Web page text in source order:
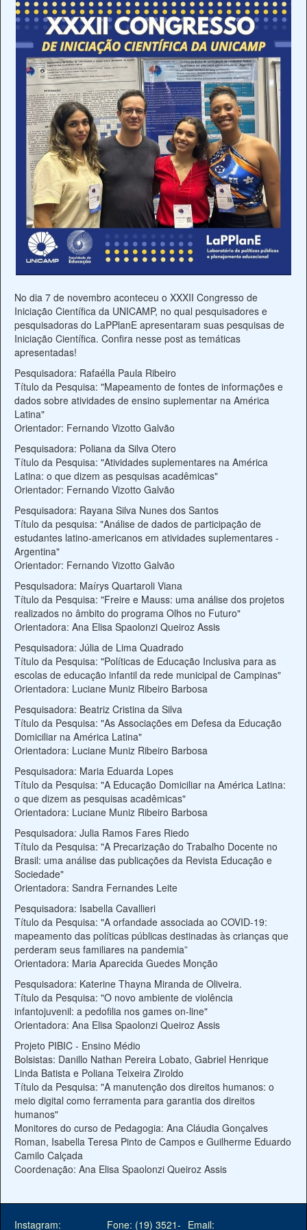
No dia 7 de novembro aconteceu o XXXII Congresso de
Iniciação Científica da UNICAMP, no qual pesquisadores e
pesquisadoras do LaPPlanE apresentaram suas pesquisas de
Iniciação Científica. Confira nesse post as temáticas
apresentadas!
Pesquisadora: Rafaélla Paula Ribeiro
Título da Pesquisa: "Mapeamento de fontes de informações e
dados sobre atividades de ensino suplementar na América
Latina"
Orientador: Fernando Vizotto Galvão
Pesquisadora: Poliana da Silva Otero
Título da Pesquisa: "Atividades suplementares na América
Latina: o que dizem as pesquisas acadêmicas"
Orientador: Fernando Vizotto Galvão
Pesquisadora: Rayana Silva Nunes dos Santos
Título da pesquisa: "Análise de dados de participação de
estudantes latino-americanos em atividades suplementares -
Argentina"
Orientador: Fernando Vizotto Galvão
Pesquisadora: Maírys Quartaroli Viana
Título da Pesquisa: "Freire e Mauss: uma análise dos projetos
realizados no âmbito do programa Olhos no Futuro"
Orientadora: Ana Elisa Spaolonzi Queiroz Assis
Pesquisadora: Júlia de Lima Quadrado
Título da Pesquisa: "Políticas de Educação Inclusiva para as
escolas de educação infantil da rede municipal de Campinas"
Orientadora: Luciane Muniz Ribeiro Barbosa
Pesquisadora: Beatriz Cristina da Silva
Título da Pesquisa: "As Associações em Defesa da Educação
Domiciliar na América Latina"
Orientadora: Luciane Muniz Ribeiro Barbosa
Pesquisadora: Maria Eduarda Lopes
Título da Pesquisa: "A Educação Domiciliar na América Latina:
o que dizem as pesquisas acadêmicas"
Orientadora: Luciane Muniz Ribeiro Barbosa
Pesquisadora: Julia Ramos Fares Riedo
Título da Pesquisa: "A Precarização do Trabalho Docente no
Brasil: uma análise das publicações da Revista Educação e
Sociedade"
Orientadora: Sandra Fernandes Leite
Pesquisadora: Isabella Cavallieri
Título da Pesquisa: "A orfandade associada ao COVID-19:
mapeamento das políticas públicas destinadas às crianças que
perderam seus familiares na pandemia”
Orientadora: Maria Aparecida Guedes Monção
Pesquisadora: Katerine Thayna Miranda de Oliveira.
Título da Pesquisa: "O novo ambiente de violência
infantojuvenil: a pedofilia nos games on-line"
Orientadora: Ana Elisa Spaolonzi Queiroz Assis
Projeto PIBIC - Ensino Médio
Bolsistas: Danillo Nathan Pereira Lobato, Gabriel Henrique
Linda Batista e Poliana Teixeira Ziroldo
Título da Pesquisa: "A manutenção dos direitos humanos: o
meio digital como ferramenta para garantia dos direitos
humanos"
Monitores do curso de Pedagogia: Ana Cláudia Gonçalves
Roman, Isabella Teresa Pinto de Campos e Guilherme Eduardo
Camilo Calçada
Coordenação: Ana Elisa Spaolonzi Queiroz Assis
Instagram: Fone: (19) 3521- Email: